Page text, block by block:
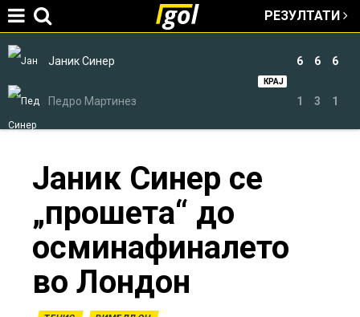
РЕЗУЛТАТИ
Јаник Синер
Педро Мартинез
6
1
6
3
6
1
КРАЈ
here
Јаник Синер се
„прошета“ до
осминафиналето
во Лондон